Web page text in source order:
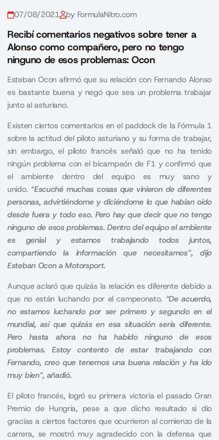
07/08/2021 by FormulaNitro.com
Recibí comentarios negativos sobre tener a
Alonso como compañero, pero no tengo
ninguno de esos problemas: Ocon
Esteban Ocon afirmó que su relación con Fernando Alonso
es bastante buena y negó que sea un problema trabajar
junto al asturiano.
Existen ciertos comentarios en el paddock de la Fórmula 1
sobre la actitud del piloto asturiano y su forma de trabajar,
sin embargo, el piloto francés señaló que no ha tenido
ningún problema con el bicampeón de F1 y confirmó que
el ambiente dentro del equipo es muy sano y
unido. “Escuché muchas cosas que vinieron de diferentes
personas, advirtiéndome y diciéndome lo que habían oído
desde fuera y todo eso. Pero hay que decir que no tengo
ninguno de esos problemas. Dentro del equipo el ambiente
es genial y estamos trabajando todos juntos,
compartiendo la información que necesitamos”, dijo
Esteban Ocon a Motorsport.
Aunque aclaró que quizás la relación es diferente debido a
que no están luchando por el campeonato. “De acuerdo,
no estamos luchando por ser primero y segundo en el
mundial, así que quizás en esa situación sería diferente.
Pero hasta ahora no ha habido ninguno de esos
problemas. Estoy contento de estar trabajando con
Fernando, creo que tenemos una buena relación y ha ido
muy bien”, añadió.
El piloto francés, logró su primera victoria el pasadoGran
Premio de Hungría, pese a que dicho resultado si dio
gracias a ciertos factores que ocurrieron al comienzo de la
carrera, se mostró muy agradecido con la defensa que